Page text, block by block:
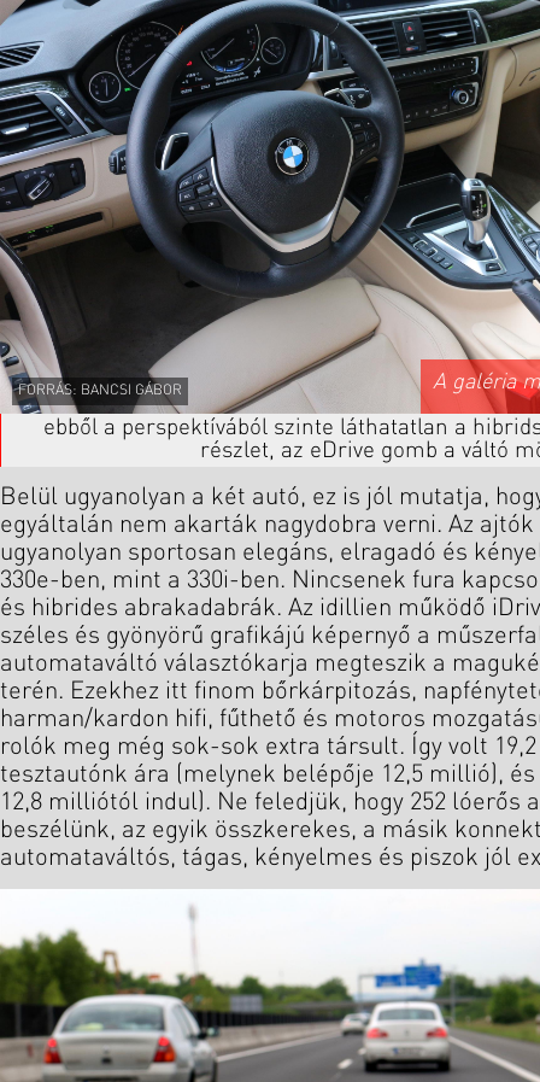
FORRÁS: BANCSI GÁBOR A galéria
ebből a perspektívából szinte láthatatlan a
részlet, az eDrive gomb a váltó
Belül ugyanolyan a két autó, ez is jól mutatja,
egyáltalán nem akarták nagydobra verni. Az
ugyanolyan sportosan elegáns, elragadó és
330e-ben, mint a 330i-ben. Nincsenek fura
és hibrides abrakadabrák. Az idillien működő
széles és gyönyörű grafikájú képernyő a
automataváltó választókarja megteszik a
terén. Ezekhez itt finom bőrkárpitozás,
harman/kardon hifi, fűthető és motoros
rolók meg még sok-sok extra társult. Így volt
tesztautónk ára (melynek belépője 12,5 millió),
12,8 milliótól indul). Ne feledjük, hogy 252 lóerős
beszélünk, az egyik összkerekes, a másik
automataváltós, tágas, kényelmes és piszok jól